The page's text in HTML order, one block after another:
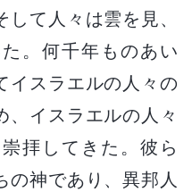
て人々は雲を見、
。何千年ものあい
イスラエルの人々の
、イスラエルの人々
拝してきた。彼ら
の神であり、異邦人